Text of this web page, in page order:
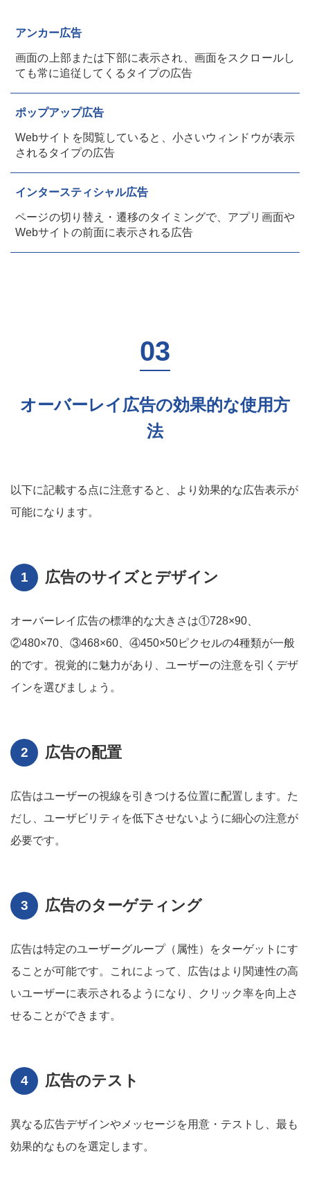
アンカー広告
画面の上部または下部に表示され、画面をスクロールし
ても常に追従してくるタイプの広告
ポップアップ広告
Webサイトを閲覧していると、小さいウィンドウが表示
されるタイプの広告
インタースティシャル広告
ページの切り替え・遷移のタイミングで、アプリ画面や
Webサイトの前面に表示される広告
オーバーレイ広告の効果的な使用方
法
以下に記載する点に注意すると、より効果的な広告表示が
可能になります。
広告のサイズとデザイン
オーバーレイ広告の標準的な大きさは①728×90、
②480×70、③468×60、④450×50ピクセルの4種類が一般
的です。視覚的に魅力があり、ユーザーの注意を引くデザ
インを選びましょう。
広告の配置
広告はユーザーの視線を引きつける位置に配置します。た
だし、ユーザビリティを低下させないように細心の注意が
必要です。
広告のターゲティング
広告は特定のユーザーグループ（属性）をターゲットにす
ることが可能です。これによって、広告はより関連性の高
いユーザーに表示されるようになり、クリック率を向上さ
せることができます。
広告のテスト
異なる広告デザインやメッセージを用意・テストし、最も
効果的なものを選定します。